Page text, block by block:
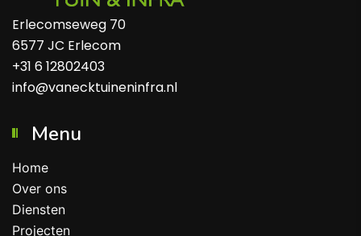
Erlecomseweg 70
6577 JC Erlecom
+31 6 12802403
info@vanecktuineninfra.nl
Menu
Home
Over ons
Diensten
Projecten